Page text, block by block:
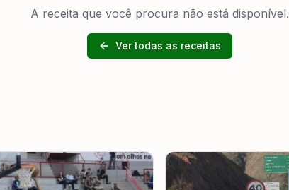
A receita que você procura não está disponível.
Ver todas as receitas